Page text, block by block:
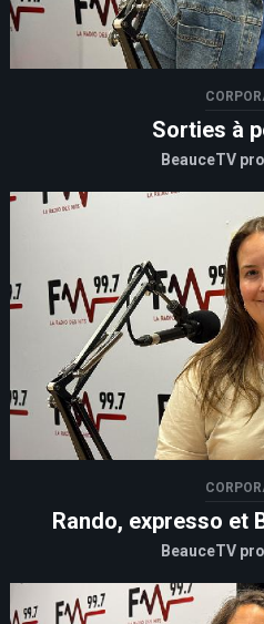
Sorties à
BeauceTV
Rando, expresso et
BeauceTV